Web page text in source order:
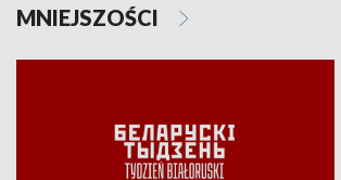
MNIEJSZOŚCI